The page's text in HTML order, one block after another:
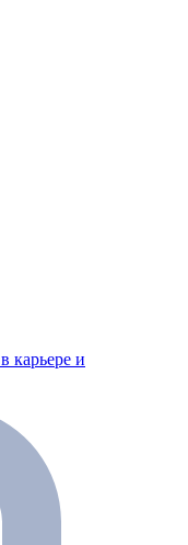
карьере и